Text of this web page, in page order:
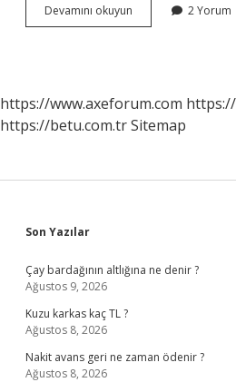
Devamını okuyun
Araştırmanın
2 Yorum
https://www.axeforum.com
https://betu.com.trSitemap
Sidebar
Son Yazılar
Çay bardağının altlığına ne denir ?
Ağustos 9, 2026
Kuzu karkas kaç TL ?
Ağustos 8, 2026
Nakit avans geri ne zaman ödenir ?
Ağustos 8, 2026